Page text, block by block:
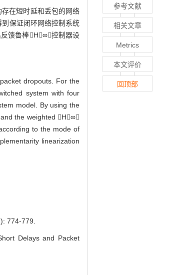
在短时延和丢包的网络
保证闭环网络控制系统
馈鲁棒H∞控制器设
dropouts. For the
system with four
model. By using the
the weighted H∞
to the mode of
linearization
774-779.
Delays and Packet
参考文献
相关文章
Metrics
本文评价
回顶部